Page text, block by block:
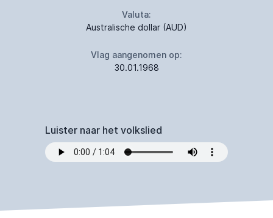
Valuta:
Australische dollar (AUD)
Vlag aangenomen op:
30.01.1968
Luister naar het volkslied